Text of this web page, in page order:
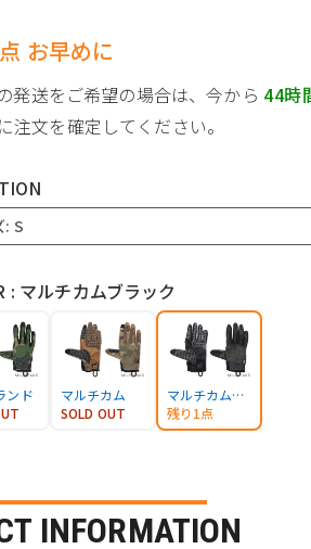
お早めに
発送をご希望の場合は、今から 44時
注文を確定してください。
: S
: マルチカムブラック
ンド
マルチカム
SOLD OUT
マルチカムブラック
残り1点
INFORMATION